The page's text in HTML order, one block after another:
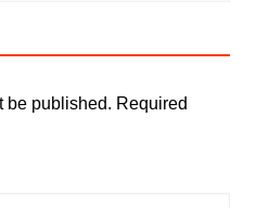
be published. Required